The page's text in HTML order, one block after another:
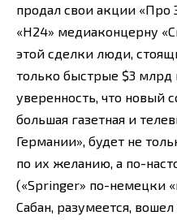
продал свои акции «Про
«Н24» медиаконцерну
этой сделки люди,
только быстрые $3 млрд
уверенность, что новый
большая газетная и
Германии», будет не
по их желанию, а по-
(«Springer» по-немецки
Сабан, разумеется,